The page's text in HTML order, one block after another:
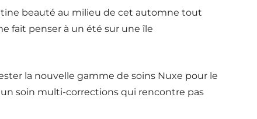
beauté au milieu de cet automne tout
fait penser à un été sur une île
la nouvelle gamme de soins Nuxe pour le
un soin multi-corrections qui rencontre pas